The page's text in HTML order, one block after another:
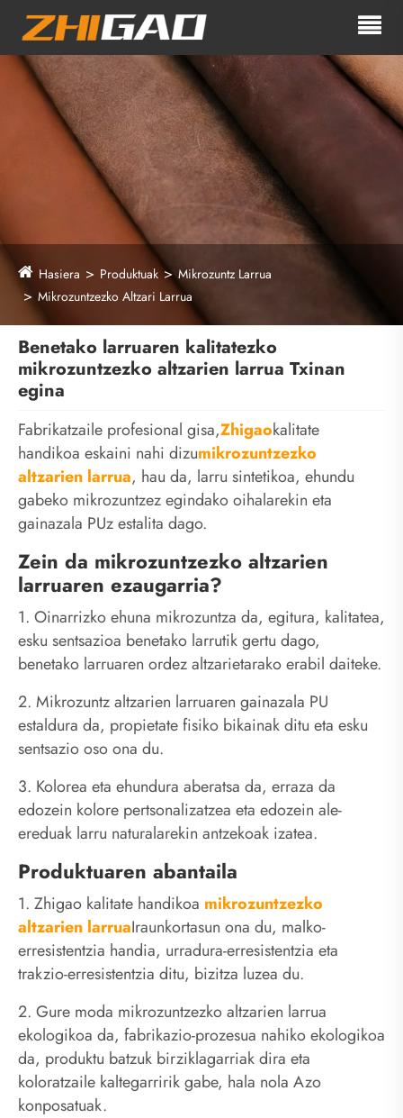
Hasiera Produktuak
Mikrozuntz Larrua
Mikrozuntzezko Altzari Larrua
Benetako larruaren kalitatezko
mikrozuntzezko altzarien larrua Txinan
egina
Fabrikatzaile profesional gisa,Zhigaokalitate
handikoa eskaini nahi dizumikrozuntzezko
altzarien larrua, hau da, larru sintetikoa, ehundu
gabeko mikrozuntzez egindako oihalarekin eta
gainazala PUz estalita dago.
Zein da mikrozuntzezko altzarien
larruaren ezaugarria?
1. Oinarrizko ehuna mikrozuntza da, egitura, kalitatea,
esku sentsazioa benetako larrutik gertu dago,
benetako larruaren ordez altzarietarako erabil daiteke.
2. Mikrozuntz altzarien larruaren gainazala PU
estaldura da, propietate fisiko bikainak ditu eta esku
sentsazio oso ona du.
3. Kolorea eta ehundura aberatsa da, erraza da
edozein kolore pertsonalizatzea eta edozein ale-
ereduak larru naturalarekin antzekoak izatea.
Produktuaren abantaila
1. Zhigao kalitate handikoa mikrozuntzezko
altzarien larruaIraunkortasun ona du, malko-
erresistentzia handia, urradura-erresistentzia eta
trakzio-erresistentzia ditu, bizitza luzea du.
2. Gure moda mikrozuntzezko altzarien larrua
ekologikoa da, fabrikazio-prozesua nahiko ekologikoa
da, produktu batzuk birziklagarriak dira eta
koloratzaile kaltegarririk gabe, hala nola Azo
konposatuak.